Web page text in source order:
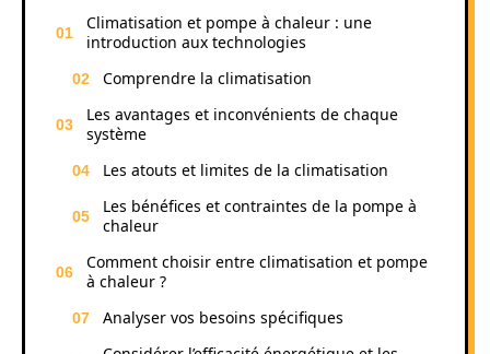
Climatisation et pompe à chaleur : une
introduction aux technologies
Comprendre la climatisation
Les avantages et inconvénients de chaque
système
Les atouts et limites de la climatisation
Les bénéfices et contraintes de la pompe à
chaleur
Comment choisir entre climatisation et pompe
à chaleur ?
Analyser vos besoins spécifiques